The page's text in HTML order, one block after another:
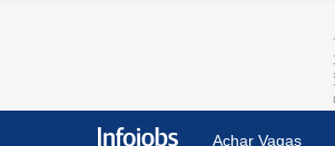
Achar Vagas